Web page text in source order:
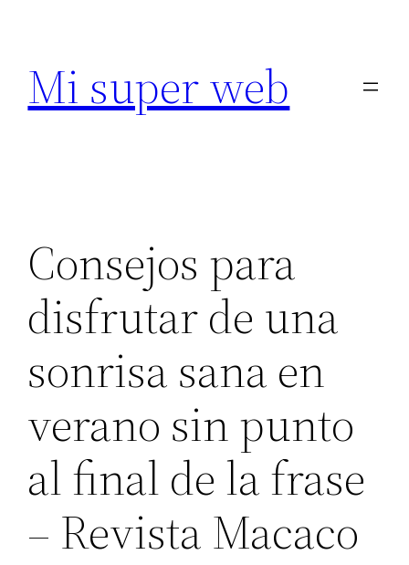
contenido
Mi super web
Consejos para
disfrutar de una
sonrisa sana en
verano sin punto
al final de la frase
– Revista Macaco